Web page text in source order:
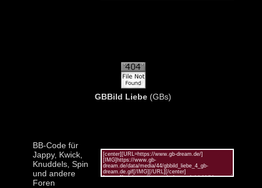
GBBild Liebe (GBs)
BB-Code für
Jappy, Kwick,
Knuddels, Spin
und andere
Foren